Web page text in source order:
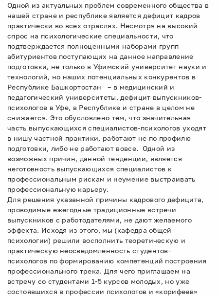
Одной из актуальных проблем современного общества в
нашей стране и республике является дефицит кадров
практически во всех отраслях. Несмотря на высокий
спрос на психологические специальности, что
подтверждается полноценными наборами групп
абитуриентов поступающих на данное направление
подготовки, не только в Уфимский университет науки и
технологий, но наших потенциальных конкурентов в
Республике Башкортостан – в медицинский и
педагогический университеты, дефицит выпускников-
психологов в Уфе, в Республике и стране в целом не
снижается. Это обусловлено тем, что значительная
часть выпускающихся специалистов-психологов уходят
в нишу частной практики, работают не по профилю
подготовки, либо не работают вовсе. Одной из
возможных причин, данной тенденции, является
неготовность выпускающихся специалистов к
профессиональным рискам и неумение выстраивать
профессиональную карьеру.
Для решения указанной причины кадрового дефицита,
проводимые ежегодные традиционные встречи
выпускников с работодателями, не дают желаемого
эффекта. Исходя из этого, мы (кафедра общей
психологии) решили восполнить теоретическую и
практическую неосведомленность студентов-
психологов по формированию компетенций построения
профессионального трека. Для чего приглашаем на
встречу со студентами 1-5 курсов молодых, но уже
состоявшихся в профессии психологов и «корифеев»